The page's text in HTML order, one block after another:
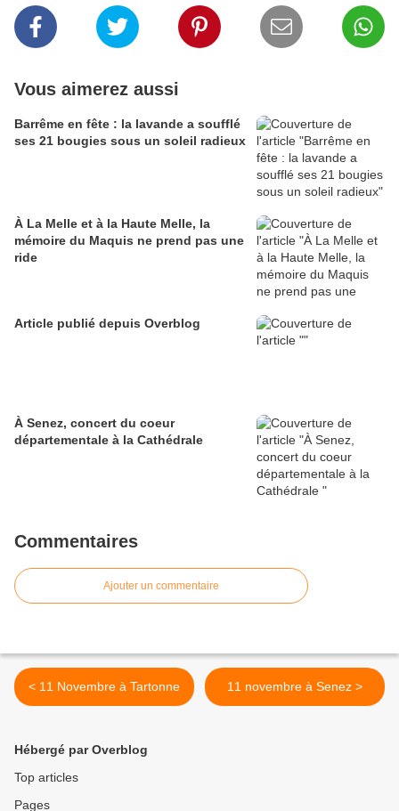
Vous aimerez aussi
Barrême en fête : la lavande a soufflé
ses 21 bougies sous un soleil radieux
À La Melle et à la Haute Melle, la
mémoire du Maquis ne prend pas une
ride
Article publié depuis Overblog
À Senez, concert du coeur
départementale à la Cathédrale
Commentaires
Ajouter un commentaire
< 11 Novembre à Tartonne 11 novembre à Senez >
Hébergé par Overblog
Top articles
Pages